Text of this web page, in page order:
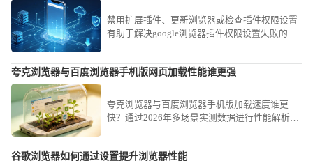
禁用扩展插件、更新浏览器或检查插件权限设置
有助于解决google浏览器插件权限设置失败的问
夸克浏览器与百度浏览器手机版网页加载性能谁更强
夸克浏览器与百度浏览器手机版加载速度谁更
快？通过2026年多场景实测数据进行性能解析，
谷歌浏览器如何通过设置提升浏览器性能